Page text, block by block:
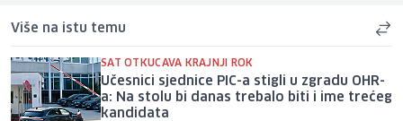
Više na istu temu
SAT OTKUCAVA KRAJNJI ROK
Učesnici sjednice PIC-a stigli u zgradu OHR-
a: Na stolu bi danas trebalo biti i ime trećeg
kandidata